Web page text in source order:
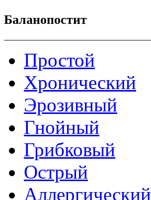
Баланопостит
Простой
Хронический
Эрозивный
Гнойный
Грибковый
Острый
Аллергический